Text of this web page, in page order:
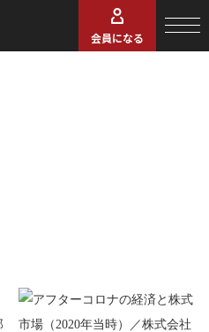
会員になる